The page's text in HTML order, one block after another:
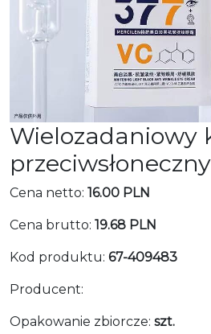
Wielozadaniowy
Cena netto: 16.00 PLN
Cena brutto: 19.68 PLN
Kod produktu: 67-409483
Producent:
Opakowanie zbiorcze: szt.